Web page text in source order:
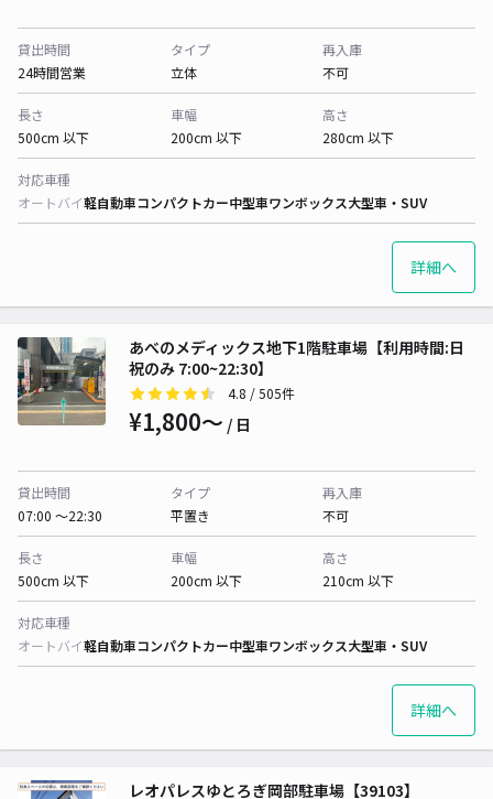
貸出時間
24時間営業
タイプ
立体
再入庫
不可
長さ
500cm 以下
車幅
200cm 以下
高さ
280cm 以下
対応車種
オートバイ軽自動車コンパクトカー中型車ワンボックス大型車・SUV
詳細へ
あべのメディックス地下1階駐車場【利用時間:日
祝のみ 7:00~22:30】
4.8 / 505件
¥1,800〜 / 日
貸出時間
07:00 〜22:30
タイプ
平置き
再入庫
不可
長さ
500cm 以下
車幅
200cm 以下
高さ
210cm 以下
対応車種
オートバイ軽自動車コンパクトカー中型車ワンボックス大型車・SUV
詳細へ
レオパレスゆとろぎ岡部駐車場【39103】